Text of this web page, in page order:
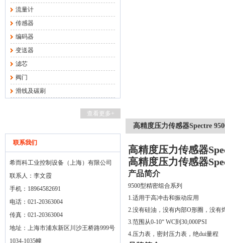
流量计
传感器
编码器
变送器
滤芯
阀门
滑线及碳刷
查看更多+
联系我们
希而科工业控制设备（上海）有限公司
联系人：李文霞
手机：18964582691
电话：021-20363004
传真：021-20363004
地址：上海市浦东新区川沙王桥路999号
1034-1035幢
高精度压力传感器Spectre
高精度压力传感器
高精度压力传感器
产品简介
9500型精密组合系列
1.适用于高冲击和振动应用
2.没有硅油，没有内部O形圈，没有
3.范围从0-10“ WC到30,000PSI
4.压力表，密封压力表，绝dui量程